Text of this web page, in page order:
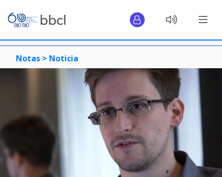
Notas > Noticia